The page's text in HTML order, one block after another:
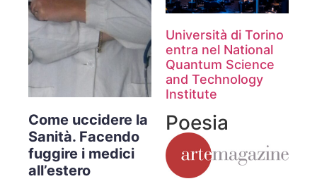
Come uccidere la
Sanità. Facendo
fuggire i medici
all’estero
Università di Torino
entra nel National
Quantum Science
and Technology
Institute
Poesia